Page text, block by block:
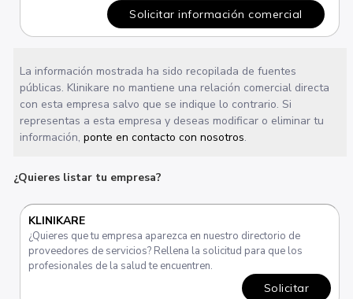
Solicitar información comercial
La información mostrada ha sido recopilada de fuentes
públicas. Klinikare no mantiene una relación comercial directa
con esta empresa salvo que se indique lo contrario. Si
representas a esta empresa y deseas modificar o eliminar tu
información,ponte en contacto con nosotros.
¿Quieres listar tu empresa?
KLINIKARE
¿Quieres que tu empresa aparezca en nuestro directorio de
proveedores de servicios? Rellena la solicitud para que los
profesionales de la salud te encuentren.
Solicitar